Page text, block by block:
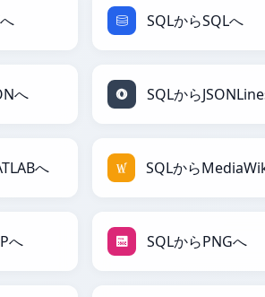
SQLからSQLへ
へ
へ
へ SQLからPNGへ